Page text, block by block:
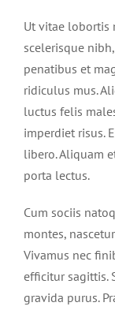
Ut vitae lobortis
scelerisque
penatibus et
ridiculus mus.
luctus felis
imperdiet risus.
libero. Aliquam
porta lectus.
Cum sociis
montes,
Vivamus nec
efficitur sagittis.
gravida purus.